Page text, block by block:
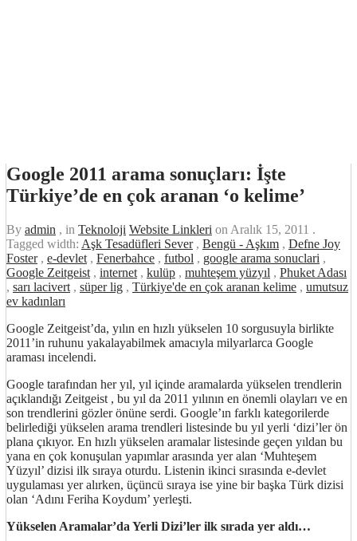
Google 2011 arama sonuçları: İşte
Türkiye’de en çok aranan ‘o kelime’
By admin , in Teknoloji Website Linkleri on Aralık 15, 2011 .
Tagged width: Aşk Tesadüfleri Sever, Bengü - Aşkım , Defne Joy
Foster, e-devlet , Fenerbahce , futbol , google arama sonuclari ,
Google Zeitgeist , internet , kulüp , muhteşem yüzyıl , Phuket Adası
, sarı lacivert , süper lig , Türkiye'de en çok aranan kelime , umutsuz
ev kadınları
Google Zeitgeist’da, yılın en hızlı yükselen 10 sorgusuyla birlikte
2011’in ruhunu yakalayabilmek amacıyla milyarlarca Google
araması incelendi.
Google tarafından her yıl, yıl içinde aramalarda yükselen trendlerin
açıklandığı Zeitgeist , bu yıl da 2011 yılının en önemli olayları ve en
son trendlerini gözler önüne serdi. Google’ın farklı kategorilerde
belirlediği yükselen arama trendleri listesinde bu yıl yerli ‘dizi’ler ön
plana çıkıyor. En hızlı yükselen aramalar listesinde geçen yıldan bu
yana en çok konuşulan yapımlar arasında yer alan ‘Muhteşem
Yüzyıl’ dizisi ilk sıraya oturdu. Listenin ikinci sırasında e-devlet
uygulaması yer alırken, üçüncü sıraya ise yine bir başka Türk dizisi
olan ‘Adını Feriha Koydum’ yerleşti.
Yükselen Aramalar’da Yerli Dizi’ler ilk sırada yer aldı…